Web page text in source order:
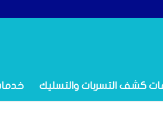
كشف التسربات والتسليك